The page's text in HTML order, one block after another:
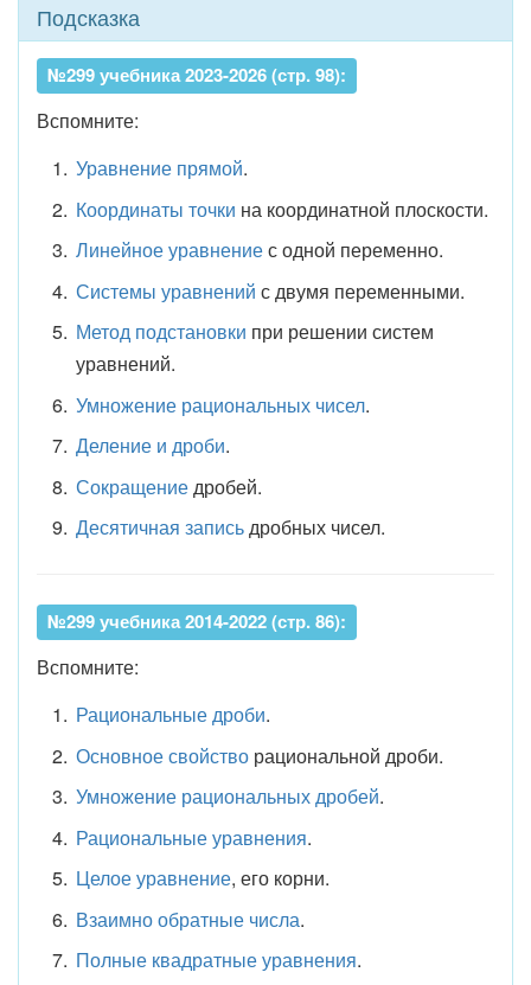
Подсказка
№299 учебника 2023-2026 (стр. 98):
Вспомните:
Уравнение прямой.
Координаты точки на координатной плоскости.
Линейное уравнениес одной переменно.
Системы уравнений с двумя переменными.
Метод подстановки при решении систем
уравнений.
Умножение рациональных чисел.
Деление и дроби.
Сокращениедробей.
Десятичная записьдробных чисел.
№299 учебника 2014-2022 (стр. 86):
Вспомните:
Рациональные дроби.
Основное свойстворациональной дроби.
Умножение рациональных дробей.
Рациональные уравнения.
Целое уравнение, его корни.
Взаимно обратные числа.
Полные квадратные уравнения.